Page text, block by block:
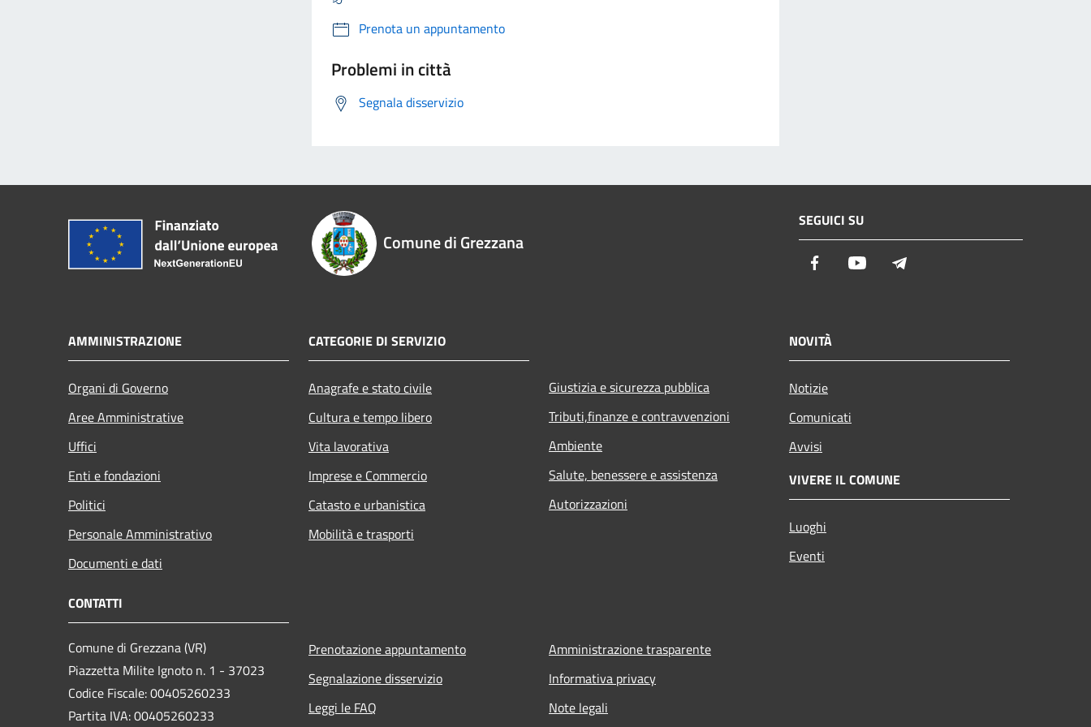
Prenota un appuntamento
Problemi in città
Segnala disservizio
Comune di Grezzana
SEGUICI SU
Facebook Youtube
AMMINISTRAZIONE
Organi di Governo
Aree Amministrative
Uffici
Enti e fondazioni
Politici
Personale Amministrativo
Documenti e dati
CATEGORIE DI SERVIZIO
Anagrafe e stato civile
Cultura e tempo libero
Vita lavorativa
Imprese e Commercio
Catasto e urbanistica
Mobilità e trasporti
Giustizia e sicurezza pubblica
Tributi,finanze e contravvenzioni
Ambiente
Salute, benessere e assistenza
Autorizzazioni
NOVITÀ
Notizie
Comunicati
Avvisi
VIVERE IL COMUNE
Luoghi
Eventi
CONTATTI
Comune di Grezzana (VR)
Piazzetta Milite Ignoto n. 1 - 37023
Codice Fiscale: 00405260233
Partita IVA: 00405260233
Prenotazione appuntamento
Segnalazione disservizio
Leggi le FAQ
Amministrazione trasparente
Informativa privacy
Note legali